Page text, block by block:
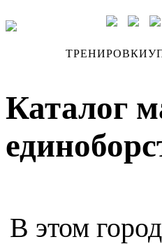
ТРЕНИРОВКИ
Каталог
В этом